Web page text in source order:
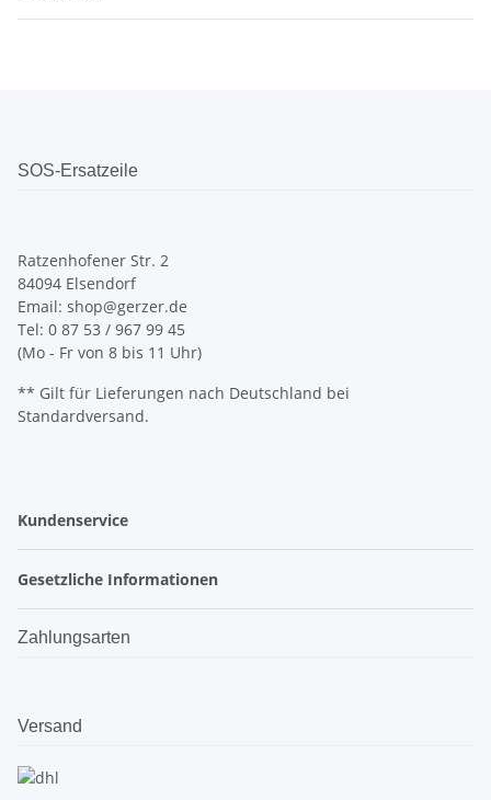
SOS-Ersatzeile
Ratzenhofener Str. 2
84094 Elsendorf
Email: shop@gerzer.de
Tel: 0 87 53 / 967 99 45
(Mo - Fr von 8 bis 11 Uhr)
** Gilt für Lieferungen nach Deutschland bei
Standardversand.
Kundenservice
Gesetzliche Informationen
Zahlungsarten
Versand